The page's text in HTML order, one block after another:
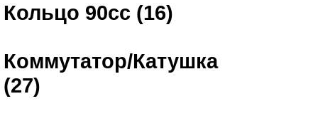
Кольцо 90сс (16)
Коммутатор/Катушка
(27)